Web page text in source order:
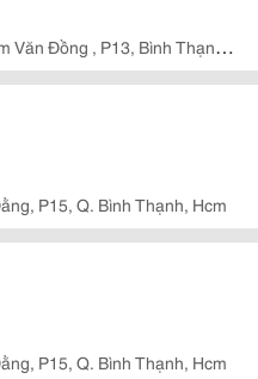
Văn Đồng , P13, Bình Thạnh ,
P15, Q. Bình Thạnh, Hcm
P15, Q. Bình Thạnh, Hcm